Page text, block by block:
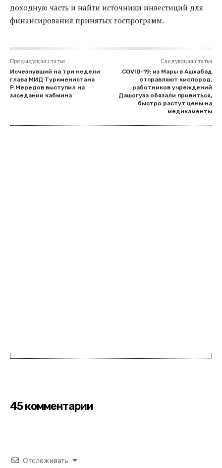
доходную часть и найти источники инвестиций для
финансирования принятых госпрограмм.
Предыдущая статья
Исчезнувший на три недели
глава МИД Туркменистана
Р.Мередов выступил на
заседании кабмина
Следующая статья
COVID-19: из Мары в Ашхабад
отправляют кислород,
работников учреждений
Дашогуза обязали привиться,
быстро растут цены на
медикаменты
45 комментарии
Отслеживать